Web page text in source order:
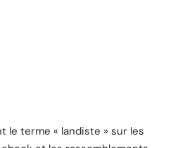
le terme « landiste » sur les